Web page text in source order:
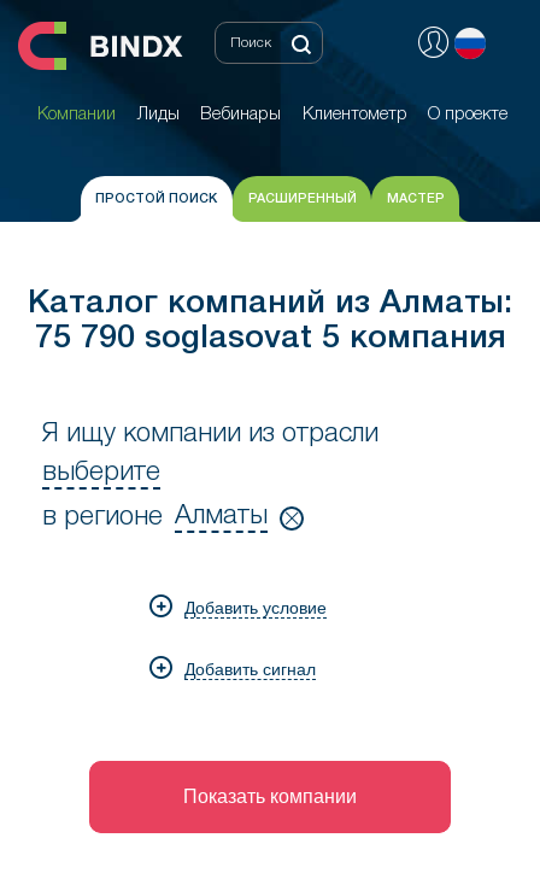
Компании Лиды Вебинары Клиентометр О проекте
Компании Лиды Вебинары Клиентометр О проекте
ПРОСТОЙ ПОИСК РАСШИРЕННЫЙ МАСТЕР
Каталог компаний из Алматы:
75 790 soglasovat 5 компания
Я ищу компании из отрасли
выберите
Я
ищу
в регионе Алматы
в
Добавить условие
Добавить сигнал
Показать компании